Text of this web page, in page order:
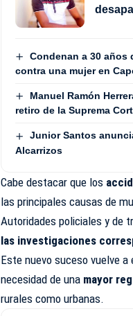
Condenan a 30
contra una mujer en
Manuel Ramón
retiro de la Suprema
Junior Santos
Alcarrizos
Cabe destacar que los
las principales causas de
Autoridades policiales y de
las investigaciones
Este nuevo suceso vuelve a
necesidad de una mayor
rurales como urbanas.